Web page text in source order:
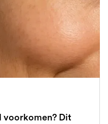
voorkomen? Dit